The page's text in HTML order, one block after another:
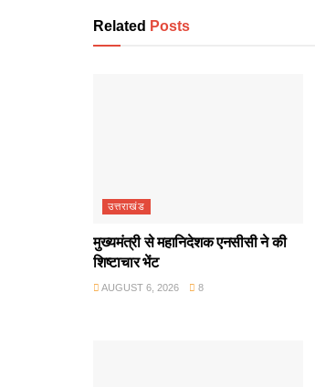
Related Posts
उत्तराखंड
मुख्यमंत्री से महानिदेशक एनसीसी ने की
शिष्टाचार भेंट
AUGUST 6, 2026 8